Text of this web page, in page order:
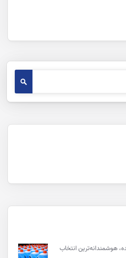
هوشمندانه‌ترین انتخاب